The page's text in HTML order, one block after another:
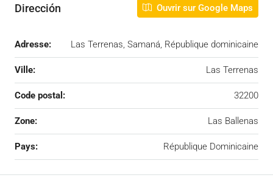
Dirección Ouvrir sur Google Maps
Adresse: Las Terrenas, Samaná, République dominicaine
Ville: Las Terrenas
Code postal: 32200
Zone: Las Ballenas
Pays: République Dominicaine